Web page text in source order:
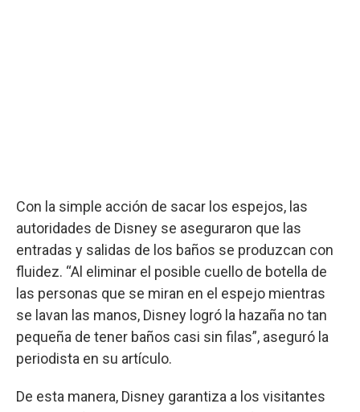
Con la simple acción de sacar los espejos, las
autoridades de Disney se aseguraron que las
entradas y salidas de los baños se produzcan con
fluidez. “Al eliminar el posible cuello de botella de
las personas que se miran en el espejo mientras
se lavan las manos, Disney logró la hazaña no tan
pequeña de tener baños casi sin filas”, aseguró la
periodista en su artículo.
De esta manera, Disney garantiza a los visitantes